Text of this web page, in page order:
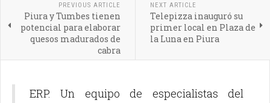
PREVIOUS ARTICLE
Piura y Tumbes tienen
potencial para elaborar
quesos madurados de
cabra
NEXT ARTICLE
Telepizza inauguró su
primer local en Plaza de
la Luna en Piura
ERP. Un equipo de especialistas del